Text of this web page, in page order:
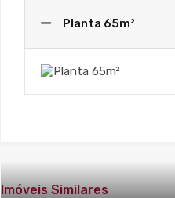
Planta 65m²
Imóveis Similares